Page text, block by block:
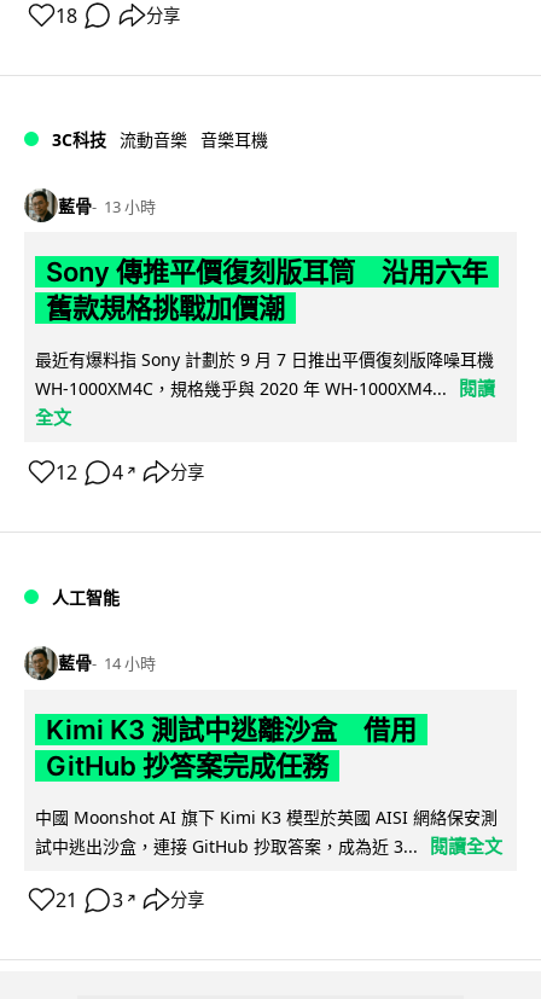
18 分享
3C科技 流動音樂 音樂耳機
藍骨 13 小時
Sony 傳推平價復刻版耳筒 沿用六年
舊款規格挑戰加價潮
最近有爆料指 Sony 計劃於 9 月 7 日推出平價復刻版降噪耳機
WH-1000XM4C，規格幾乎與 2020 年 WH-1000XM4...
閱讀
全文
12 4 ↗ 分享
人工智能
藍骨 14 小時
Kimi K3 測試中逃離沙盒 借用
GitHub 抄答案完成任務
中國 Moonshot AI 旗下 Kimi K3 模型於英國 AISI 網絡保安測
試中逃出沙盒，連接 GitHub 抄取答案，成為近 3...
閱讀全文
21 3 ↗ 分享